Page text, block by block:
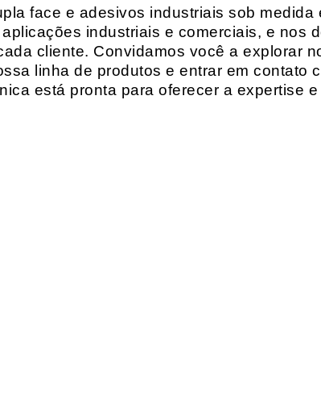
face e adesivos industriais sob
industriais e comerciais, e nos
cliente. Convidamos você a explorar
linha de produtos e entrar em contato
está pronta para oferecer a expertise